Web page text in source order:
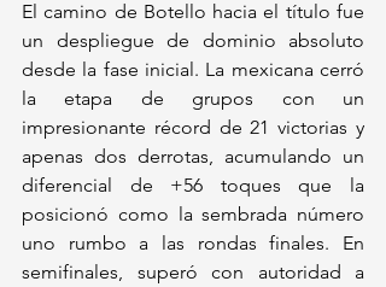
El camino de Botello hacia el título fue
un despliegue de dominio absoluto
desde la fase inicial. La mexicana cerró
la etapa de grupos con un
impresionante récord de 21 victorias y
apenas dos derrotas, acumulando un
diferencial de +56 toques que la
posicionó como la sembrada número
uno rumbo a las rondas finales. En
semifinales, superó con autoridad a